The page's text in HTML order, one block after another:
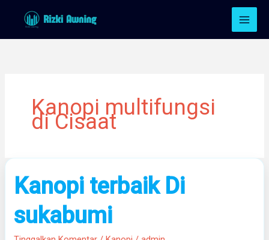
Kanopi multifungsi
di Cisaat
Kanopi terbaik Di
sukabumi
Kanopi
terbaik
Di
sukabumi